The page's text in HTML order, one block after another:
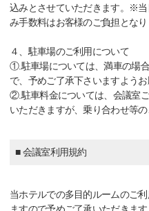
込みとさせていただきます。※
み手数料はお客様のご負担となり
４、駐車場のご利用について
①.駐車場については、満車の場
で、予めご了承下さいますようお
②.駐車料金については、会議室
いただきますが、乗り合わせ等
■ 会議室利用規約
当ホテルでの多目的ルームのご